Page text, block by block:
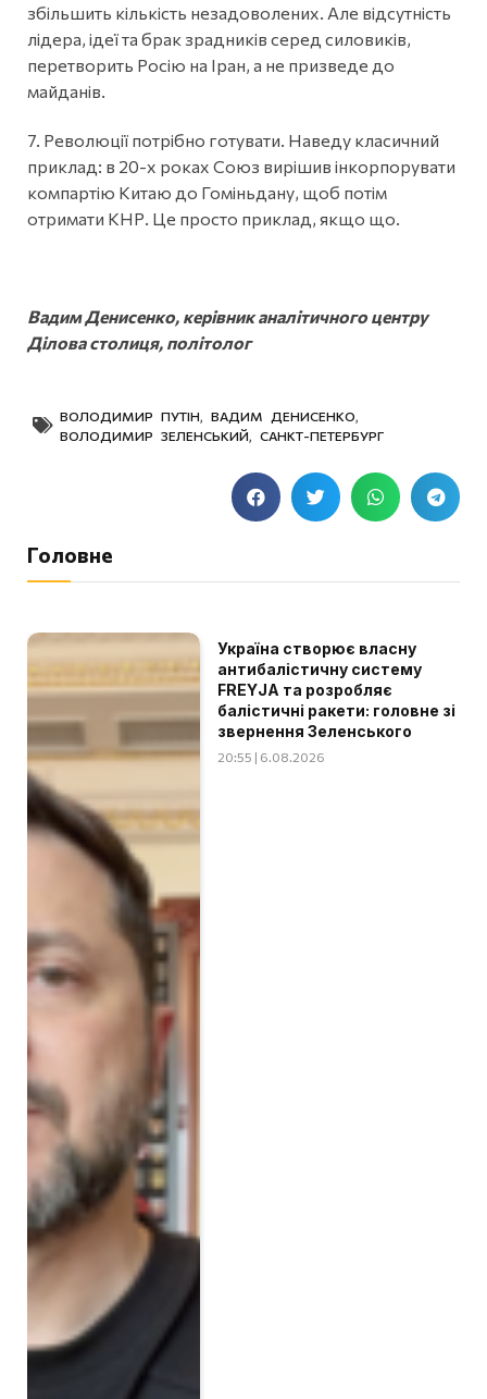
збільшить кількість незадоволених. Але відсутність
лідера, ідеї та брак зрадників серед силовиків,
перетворить Росію на Іран, а не призведе до
майданів.
7. Революції потрібно готувати. Наведу класичний
приклад: в 20-х роках Союз вирішив інкорпорувати
компартію Китаю до Гоміньдану, щоб потім
отримати КНР. Це просто приклад, якщо що.
Вадим Денисенко, керівник аналітичного центру
Ділова столиця, політолог
ВОЛОДИМИР ПУТІН ВАДИМ ДЕНИСЕНКО
ВОЛОДИМИР ЗЕЛЕНСЬКИЙ
САНКТ-ПЕТЕРБУРГ
Головне
Україна створює власну
антибалістичну систему
FREYJA та розробляє
балістичні ракети: головне зі
звернення Зеленського
20:55 | 6.08.2026